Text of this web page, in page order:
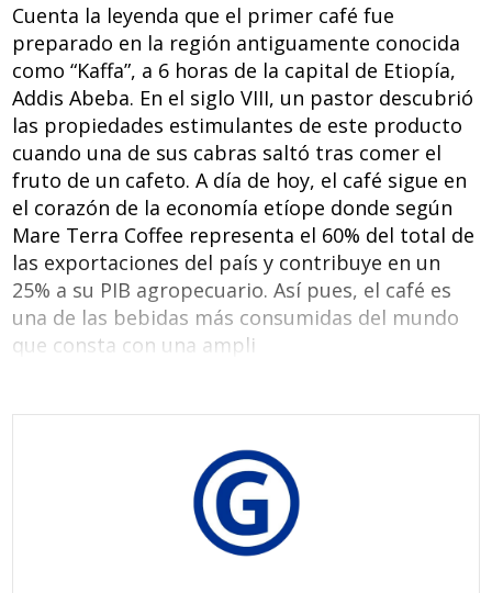
Cuenta la leyenda que el primer café fue
preparado en la región antiguamente conocida
como “Kaffa”, a 6 horas de la capital de Etiopía,
Addis Abeba. En el siglo VIII, un pastor descubrió
las propiedades estimulantes de este producto
cuando una de sus cabras saltó tras comer el
fruto de un cafeto. A día de hoy, el café sigue en
el corazón de la economía etíope donde según
Mare Terra Coffee representa el 60% del total de
las exportaciones del país y contribuye en un
25% a su PIB agropecuario. Así pues, el café es
una de las bebidas más consumidas del mundo
que consta con una ampli